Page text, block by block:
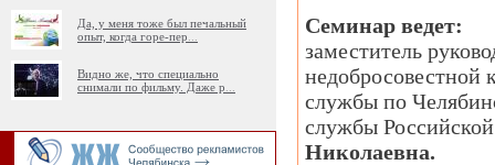
Да, у меня тоже был печальный
опыт, когда горе-пер
Видно же, что специально
снимали по фильму. Даже р
Семинар ведет:
заместитель
недобросовестной
службы по
службы
Николаевна.